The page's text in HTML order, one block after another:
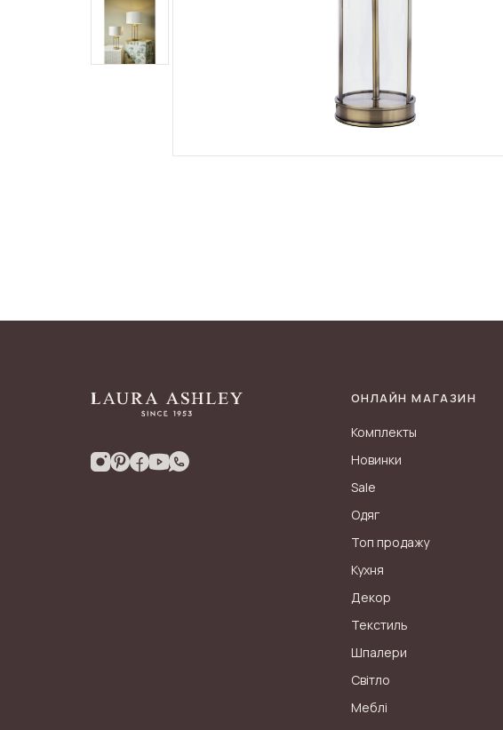
ОНЛАЙН МАГАЗИН
Комплекты
Новинки
Sale
Одяг
Топ продажу
Кухня
Декор
Текстиль
Шпалери
Світло
Меблі